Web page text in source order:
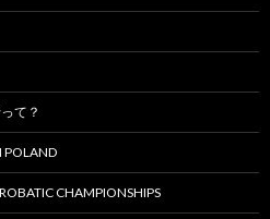
て？
POLAND
CHAMPIONSHIPS